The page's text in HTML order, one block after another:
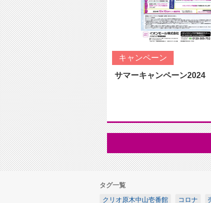
キャンペーン
サマーキャンペーン2024
タグ一覧
クリオ原木中山壱番館
コロナ